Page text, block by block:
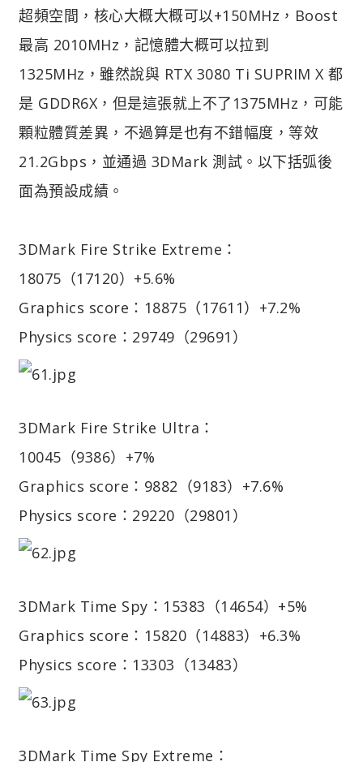
超頻空間，核心大概大概可以+150MHz，Boost
最高 2010MHz，記憶體大概可以拉到
1325MHz，雖然說與 RTX 3080 Ti SUPRIM X 都
是 GDDR6X，但是這張就上不了1375MHz，可能
顆粒體質差異，不過算是也有不錯幅度，等效
21.2Gbps，並通過 3DMark 測試。以下括弧後
面為預設成績。
3DMark Fire Strike Extreme：
18075（17120）+5.6%
Graphics score：18875（17611）+7.2%
Physics score：29749（29691）
3DMark Fire Strike Ultra：
10045（9386）+7%
Graphics score：9882（9183）+7.6%
Physics score：29220（29801）
3DMark Time Spy：15383（14654）+5%
Graphics score：15820（14883）+6.3%
Physics score：13303（13483）
3DMark Time Spy Extreme：